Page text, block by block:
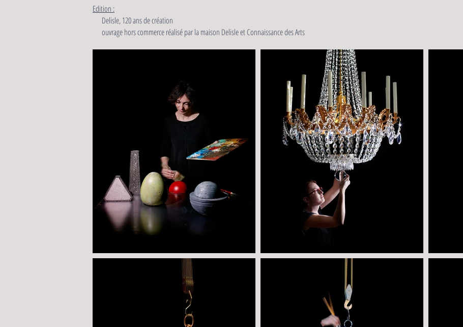
Edition :
Delisle, 120 ans de création
ouvrage hors commerce réalisé par la maison Delisle et Connaissance des Arts